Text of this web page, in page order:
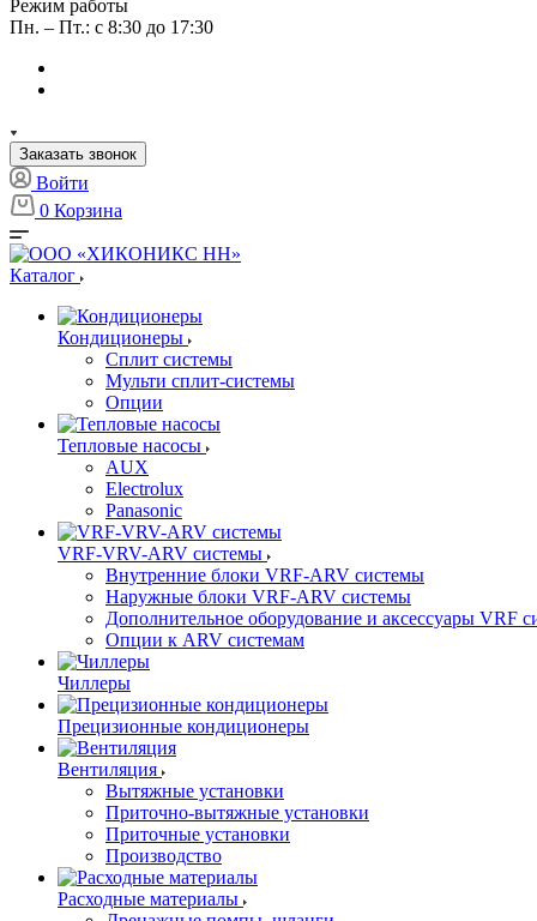
Режим работы
Пн. – Пт.: с 8:30 до 17:30
Заказать звонок
Войти
0 Корзина
Каталог
Кондиционеры
Сплит системы
Мульти сплит-системы
Опции
Тепловые насосы
AUX
Electrolux
Panasonic
VRF-VRV-ARV системы
Внутренние блоки VRF-ARV системы
Наружные блоки VRF-ARV системы
Дополнительное оборудование и аксессуары VRF
Опции к ARV системам
Чиллеры
Прецизионные кондиционеры
Вентиляция
Вытяжные установки
Приточно-вытяжные установки
Приточные установки
Производство
Расходные материалы